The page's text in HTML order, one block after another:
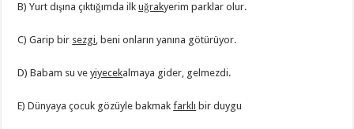
B) Yurt dışına çıktığımda ilkuğrakyerim parklar olur.
C) Garip bir sezgi, beni onların yanına götürüyor.
D) Babam su veyiyecekalmaya gider, gelmezdi.
E) Dünyaya çocuk gözüyle bakmakfarklı bir duygu